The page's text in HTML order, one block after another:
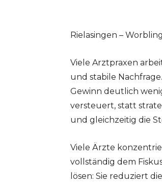
Rielasingen –
Viele Arztpraxen
und stabile
Gewinn deutlich
versteuert, statt
und gleichzeitig die
Viele Ärzte
vollständig dem
lösen: Sie reduziert